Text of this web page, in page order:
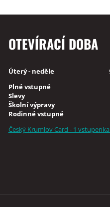
OTEVÍRACÍ DOBA
Úterý - neděle
Plné vstupné
Slevy
Školní výpravy
Rodinné vstupné
Český Krumlov Card - 1